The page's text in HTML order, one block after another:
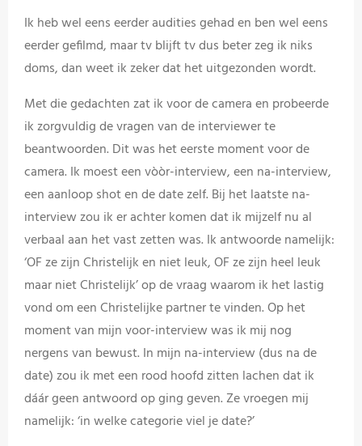
Ik heb wel eens eerder audities gehad en ben wel eens
eerder gefilmd, maar tv blijft tv dus beter zeg ik niks
doms, dan weet ik zeker dat het uitgezonden wordt.
Met die gedachten zat ik voor de camera en probeerde
ik zorgvuldig de vragen van de interviewer te
beantwoorden. Dit was het eerste moment voor de
camera. Ik moest een vòòr-interview, een na-interview,
een aanloop shot en de date zelf. Bij het laatste na-
interview zou ik er achter komen dat ik mijzelf nu al
verbaal aan het vast zetten was. Ik antwoorde namelijk:
‘OF ze zijn Christelijk en niet leuk, OF ze zijn heel leuk
maar niet Christelijk’ op de vraag waarom ik het lastig
vond om een Christelijke partner te vinden. Op het
moment van mijn voor-interview was ik mij nog
nergens van bewust. In mijn na-interview (dus na de
date) zou ik met een rood hoofd zitten lachen dat ik
dáár geen antwoord op ging geven. Ze vroegen mij
namelijk: ‘in welke categorie viel je date?’